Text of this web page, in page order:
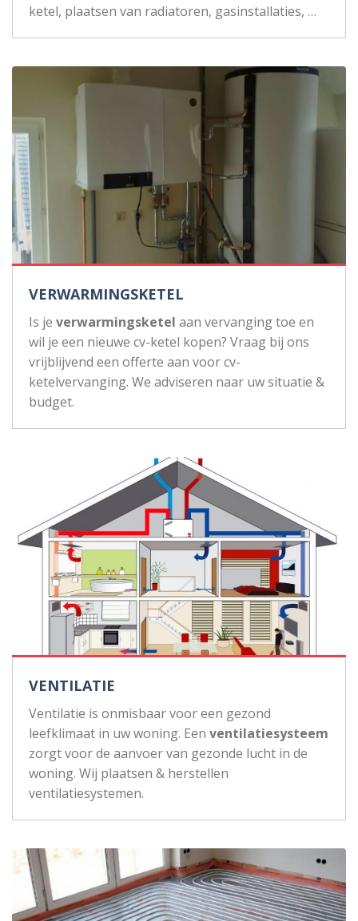
ketel, plaatsen van radiatoren, gasinstallaties, …
VERWARMINGSKETEL
Is je verwarmingsketel aan vervanging toe en
wil je een nieuwe cv-ketel kopen? Vraag bij ons
vrijblijvend een offerte aan voor cv-
ketelvervanging. We adviseren naar uw situatie &
budget.
VENTILATIE
Ventilatie is onmisbaar voor een gezond
leefklimaat in uw woning. Een ventilatiesysteem
zorgt voor de aanvoer van gezonde lucht in de
woning. Wij plaatsen & herstellen
ventilatiesystemen.